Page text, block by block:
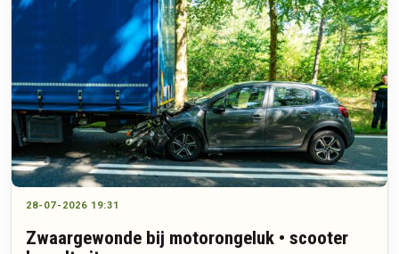
28-07-2026 19:31
Zwaargewonde bij motorongeluk • scooter